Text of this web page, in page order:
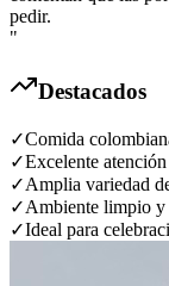
pedir.
"
Destacados
✓Comida
✓Excelente
✓Amplia variedad
✓Ambiente limpio y
✓Ideal para